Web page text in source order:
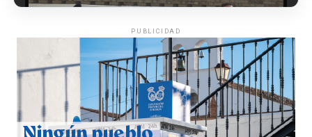
CUARTA CORRIDA DE LAS FIESTAS COLOMBINAS
2026
PUBLICIDAD